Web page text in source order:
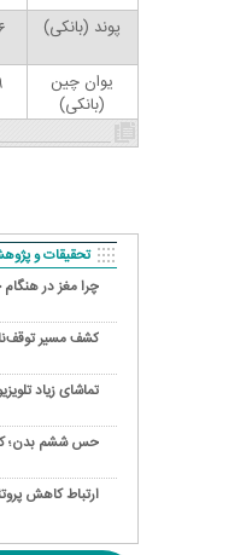
پوند (بانکی)
یوان چین
(بانکی)
تحقیقات و
چرا مغز در
کشف مسیر
تماشای زیاد
حس ششم بدن؛
ارتباط کاهش